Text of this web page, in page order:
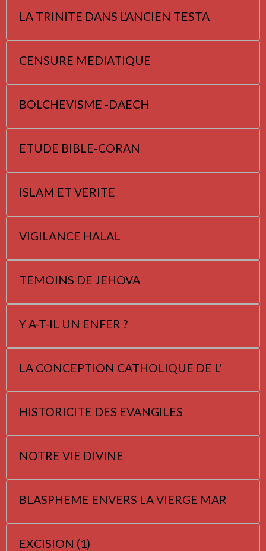
LA TRINITE DANS L'ANCIEN TESTA
CENSURE MEDIATIQUE
BOLCHEVISME -DAECH
ETUDE BIBLE-CORAN
ISLAM ET VERITE
VIGILANCE HALAL
TEMOINS DE JEHOVA
Y A-T-IL UN ENFER ?
LA CONCEPTION CATHOLIQUE DE L'
HISTORICITE DES EVANGILES
NOTRE VIE DIVINE
BLASPHEME ENVERS LA VIERGE MAR
EXCISION (1)